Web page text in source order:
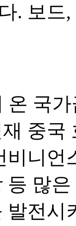
. 보
온 국
중국
비니언
등 많
발전시